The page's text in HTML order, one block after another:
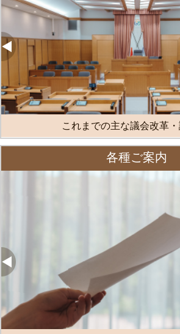
これまでの主な議会改革
各種ご案内